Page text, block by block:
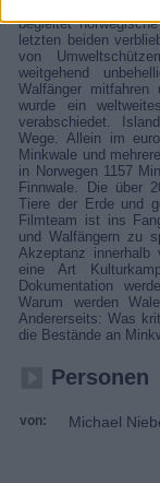
begleitet
letzten beiden
von
weitgehend
Walfänger
wurde ein
verabschiedet.
Wege. Allein im
Minkwale und
in Norwegen 1157
Finnwale. Die über
Tiere der Erde und
Filmteam ist ins
und Walfängern zu
Akzeptanz
eine Art
Dokumentation
Warum werden
Andererseits: Was
die Bestände an
Personen
von: Michael